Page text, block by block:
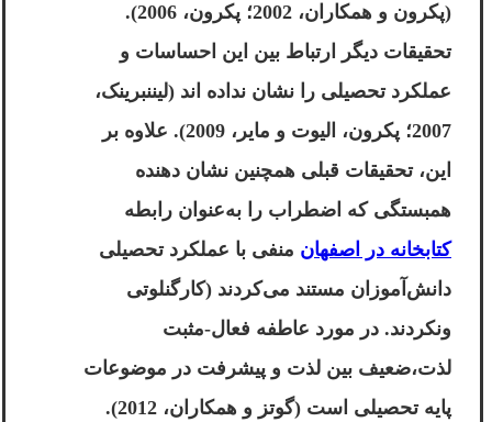
(پکرون و همکاران، 2002؛ پکرون، 2006).
تحقیقات دیگر ارتباط بین این احساسات و
عملکرد تحصیلی را نشان نداده اند (لیننبرینک،
2007؛ پکرون، الیوت و مایر، 2009). علاوه بر
این، تحقیقات قبلی همچنین نشان دهنده
همبستگی که اضطراب را به‌عنوان رابطه
کتابخانه در اصفهان منفی با عملکرد تحصیلی
دانش‌آموزان مستند می‌کردند (کارگنلوتی
ونکردند. در مورد عاطفه فعال-مثبت
لذت،ضعیف بین لذت و پیشرفت در موضوعات
پایه تحصیلی است (گوتز و همکاران، 2012).